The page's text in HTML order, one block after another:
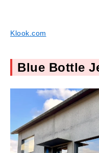
Klook.com
Blue Bottle